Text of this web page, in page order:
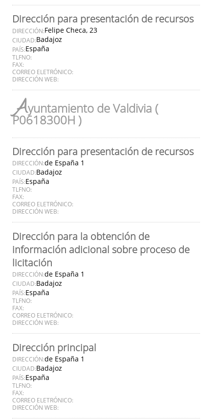
Dirección para presentación de recursos
DIRECCIÓN:Felipe Checa, 23
CIUDAD:Badajoz
PAÍS:España
TLFNO:
FAX:
CORREO ELETRÓNICO:
DIRECCIÓN WEB:
Ayuntamiento de Valdivia (
P0618300H )
Dirección para presentación de recursos
DIRECCIÓN:de España 1
CIUDAD:Badajoz
PAÍS:España
TLFNO:
FAX:
CORREO ELETRÓNICO:
DIRECCIÓN WEB:
Dirección para la obtención de
información adicional sobre proceso de
licitación
DIRECCIÓN:de España 1
CIUDAD:Badajoz
PAÍS:España
TLFNO:
FAX:
CORREO ELETRÓNICO:
DIRECCIÓN WEB:
Dirección principal
DIRECCIÓN:de España 1
CIUDAD:Badajoz
PAÍS:España
TLFNO:
FAX:
CORREO ELETRÓNICO:
DIRECCIÓN WEB: